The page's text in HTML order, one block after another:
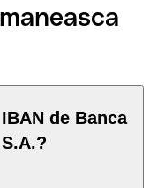
de Banca